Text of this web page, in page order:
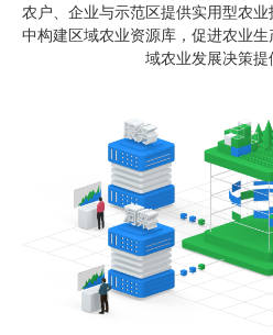
农户、企业与示范区提供实用型农
中构建区域农业资源库，促进农业
域农业发展决策提